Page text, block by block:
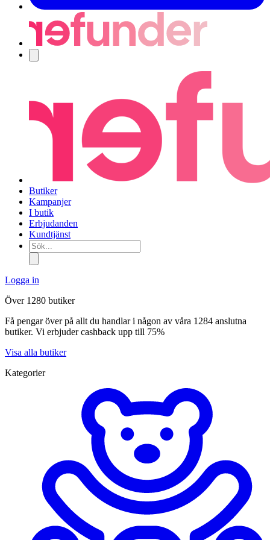
Butiker
Kampanjer
I butik
Erbjudanden
Kundtjänst
Sök...
Logga in
Över 1280 butiker
Få pengar över på allt du handlar i någon av våra 1284 anslutna
butiker. Vi erbjuder cashback upp till 75%
Visa alla butiker
Kategorier